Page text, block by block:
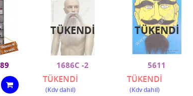
1686C -2
TÜKENDİ
TÜKENDI
5611
TÜKENDİ
TÜKENDI